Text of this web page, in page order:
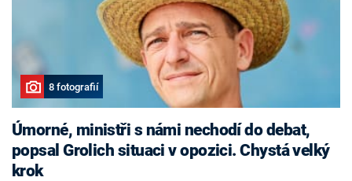
8 fotografií
Úmorné, ministři s námi nechodí do debat,
popsal Grolich situaci v opozici. Chystá velký
krok